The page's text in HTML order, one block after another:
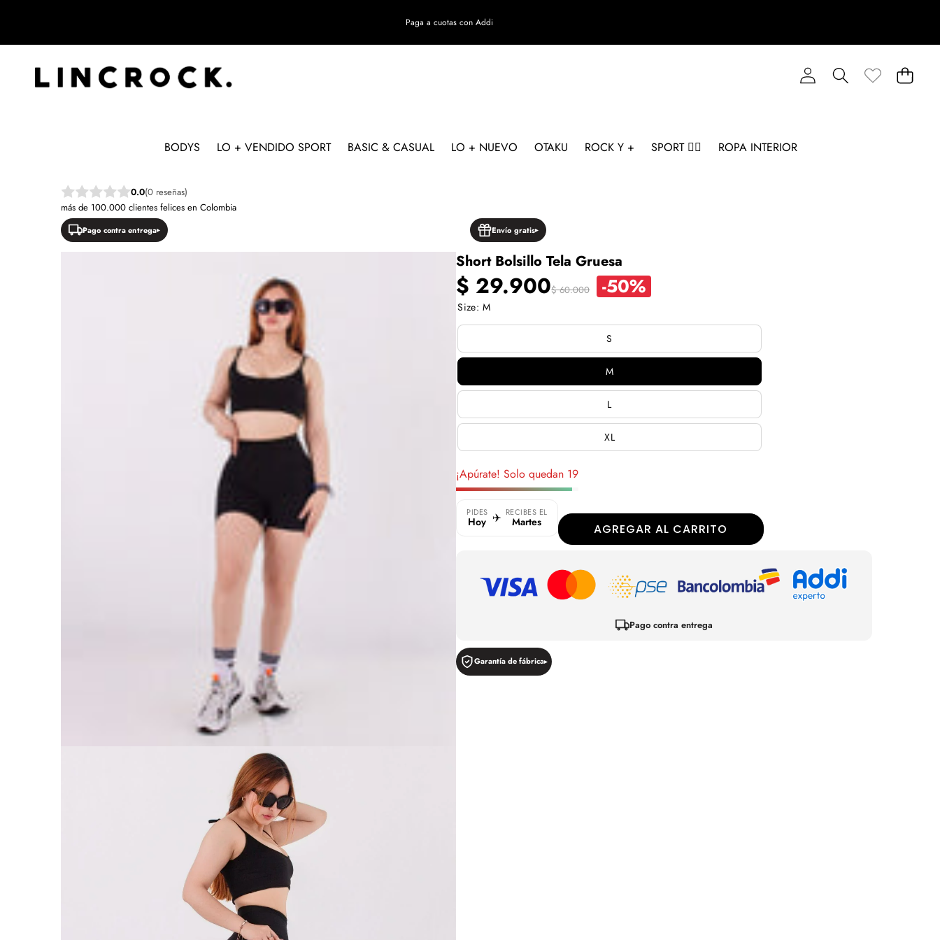
Paga a cuotas con Addi
BODYS LO + VENDIDO SPORT BASIC & CASUAL LO + NUEVO OTAKU ROCK Y + SPORT 🏋️‍♂️ ROPA INTERIOR
SALTAR A LA INFORMACIÓN DEL PRODUCTO
0.0(0 reseñas)
más de 100.000 clientes felices en Colombia
Pago contra entrega Envío gratis
Short Bolsillo Tela Gruesa
Precio
en
oferta
$ 29.900Precio
$ 60.000 -50%
Size: M
S
M
L
XL
¡Apúrate! Solo quedan 19
PIDES
Hoy ✈️ RECIBES EL
Martes AGREGAR AL CARRITO
Pago contra entrega
Garantía de fábrica